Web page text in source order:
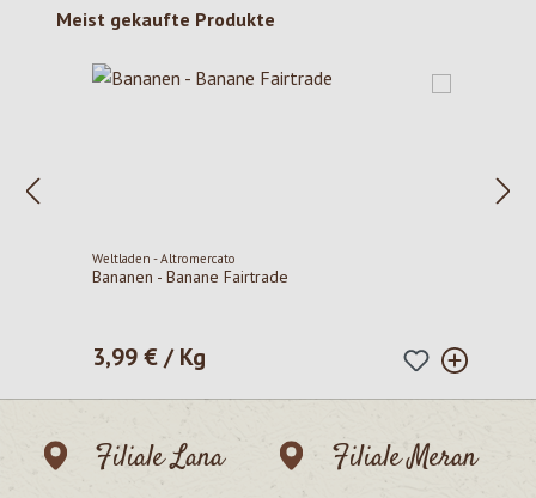
Produktgalerie überspringen
Meist gekaufte Produkte
Weltladen - Altromercato
Bananen - Banane Fairtrade
Regulärer Preis:
3,99 € / Kg
Filiale Lana
Filiale Meran